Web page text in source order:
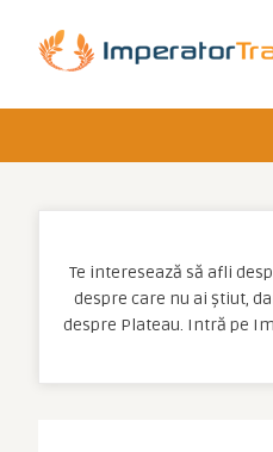
Te interesează să afli
despre care nu ai știut,
despre Plateau. Intră pe